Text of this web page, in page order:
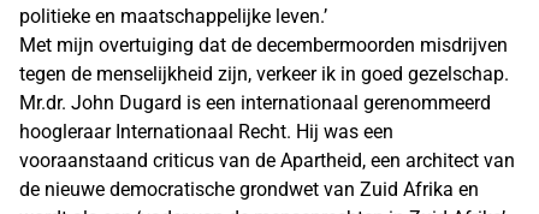
politieke en maatschappelijke leven.’
Met mijn overtuiging dat de decembermoorden misdrijven
tegen de menselijkheid zijn, verkeer ik in goed gezelschap.
Mr.dr. John Dugard is een internationaal gerenommeerd
hoogleraar Internationaal Recht. Hij was een
vooraanstaand criticus van de Apartheid, een architect van
de nieuwe democratische grondwet van Zuid Afrika en